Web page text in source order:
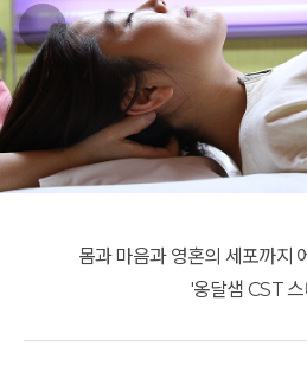
몸과 마음과 영혼의 세포까지
'옹달샘 CST